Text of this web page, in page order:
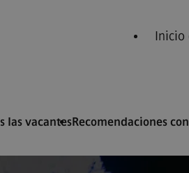
Inicio
las vacantesRecomendaciones